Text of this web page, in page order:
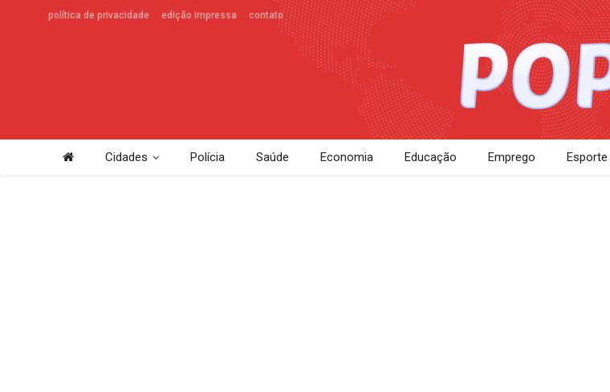
política de privacidade edição impressa contato
Cidades Polícia Saúde Economia Educação Emprego Esporte